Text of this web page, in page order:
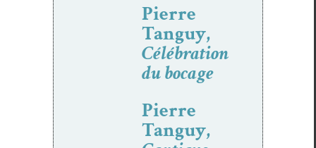
Pierre
Tanguy,
Célébration
du bocage
Pierre
Tanguy,